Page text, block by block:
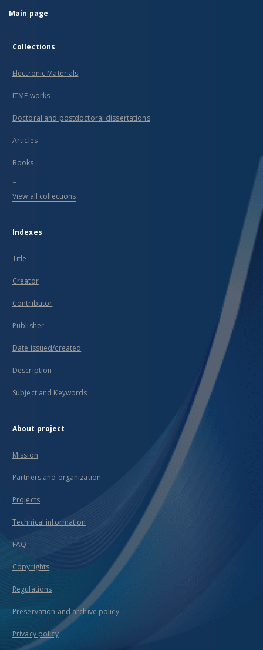
Main page
Collections
Electronic Materials
ITME works
Doctoral and postdoctoral dissertations
Articles
Books
...
View all collections
Indexes
Title
Creator
Contributor
Publisher
Date issued/created
Description
Subject and Keywords
About project
Mission
Partners and organization
Projects
Technical information
FAQ
Copyrights
Regulations
Preservation and archive policy
Privacy policy